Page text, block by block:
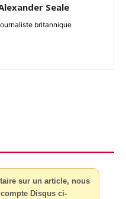
Seale
britannique
sur un article, nous
Disqus ci-